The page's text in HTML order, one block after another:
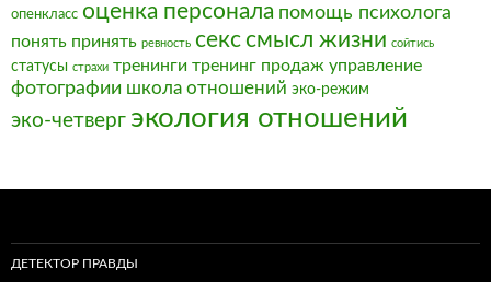
опенкласс оценка персонала помощь психолога
понять принять ревность секссмысл жизни сойтись
статусы страхи тренинги тренинг продаж управление
фотографии школа отношений эко-режим
эко-четверг экология отношений
ДЕТЕКТОР ПРАВДЫ